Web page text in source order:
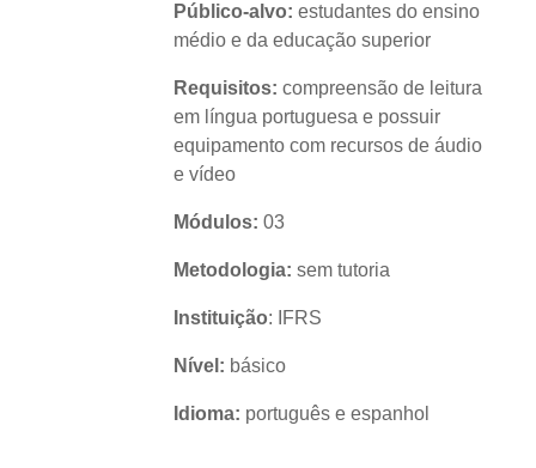
Público-alvo: estudantes do ensino
médio e da educação superior
Requisitos: compreensão de leitura
em língua portuguesa e possuir
equipamento com recursos de áudio
e vídeo
Módulos: 03
Metodologia: sem tutoria
Instituição: IFRS
Nível: básico
Idioma: português e espanhol